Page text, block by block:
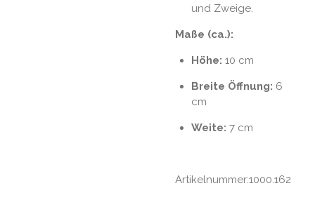
und Zweige.
Maße (ca.):
Höhe: 10 cm
Breite Öffnung: 6
cm
Weite: 7 cm
Artikelnummer:1000.162